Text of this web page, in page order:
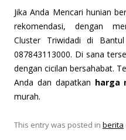
Jika Anda Mencari hunian
rekomendasi, dengan
Cluster Triwidadi di
087843113000. Di sana
dengan cicilan bersahabat.
Anda dan dapatkan harga
murah.
This entry was posted in berita